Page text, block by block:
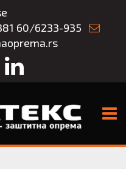
60/6233-935
Instagram
LinkedIn